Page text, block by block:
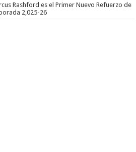
Rashford es el Primer Nuevo Refuerzo de
2,025-26